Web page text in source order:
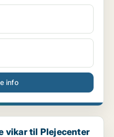
info
Lund...
vikar til Plejecenter